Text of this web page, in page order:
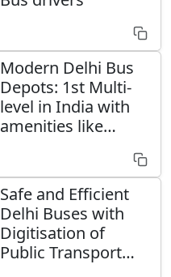
Modern Delhi Bus
Depots: 1st Multi-
level in India with
amenities like
Safe and Efficient
Delhi Buses with
Digitisation of
Public Transport